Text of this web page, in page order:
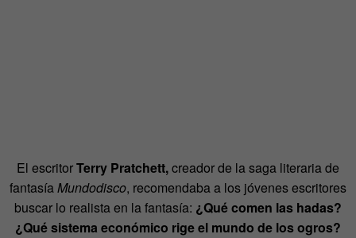
El escritorTerry Pratchett,creador de la saga literaria de
fantasíaMundodisco, recomendaba a los jóvenes escritores
buscar lo realista en la fantasía: ¿Qué comen las hadas?
¿Qué sistema económico rige el mundo de los ogros?